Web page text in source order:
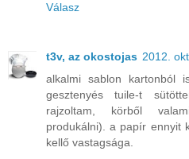
Válasz
t3v, az okostojas 2012.
alkalmi sablon kartonból
gesztenyés tuile-t
rajzoltam, körből
produkálni). a papír ennyit
kellő vastagsága.